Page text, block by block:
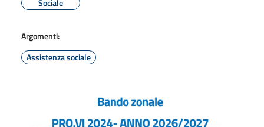
Argomenti:
Assistenza sociale